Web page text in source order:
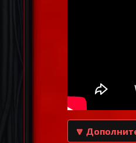
🔽